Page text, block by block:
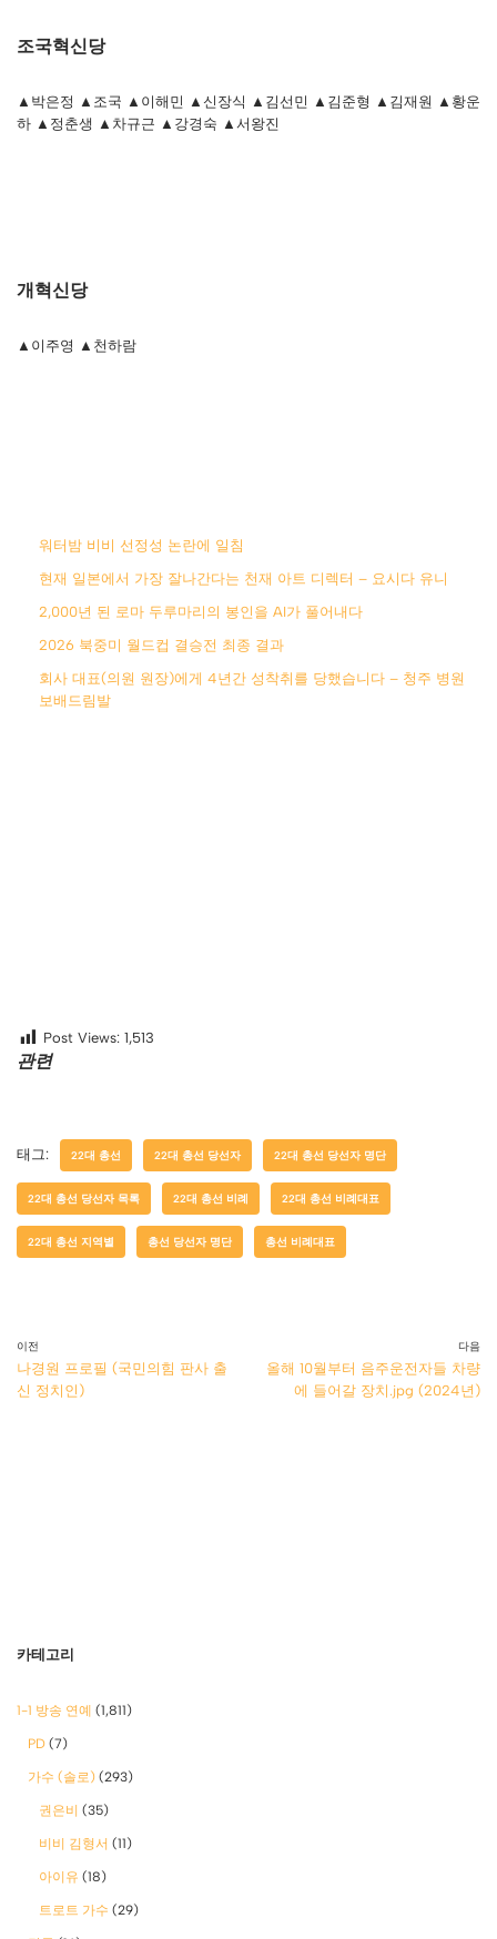
조국혁신당
▲박은정 ▲조국 ▲이해민 ▲신장식 ▲김선민 ▲김준형 ▲김재원 ▲황운
하 ▲정춘생 ▲차규근 ▲강경숙 ▲서왕진
개혁신당
▲이주영 ▲천하람
워터밤 비비 선정성 논란에 일침
현재 일본에서 가장 잘나간다는 천재 아트 디렉터 – 요시다 유니
2,000년 된 로마 두루마리의 봉인을 AI가 풀어내다
2026 북중미 월드컵 결승전 최종 결과
회사 대표(의원 원장)에게 4년간 성착취를 당했습니다 – 청주 병원
보배드림발
Post Views: 1,513
관련
태그: 22대 총선 22대 총선 당선자 22대 총선 당선자 명단
22대 총선 당선자 목록 22대 총선 비례 22대 총선 비례대표
22대 총선 지역별 총선 당선자 명단 총선 비례대표
이전
나경원 프로필 (국민의힘 판사 출
신 정치인)
다음
올해 10월부터 음주운전자들 차량
에 들어갈 장치.jpg (2024년)
카테고리
1-1 방송 연예 (1,811)
PD (7)
가수 (솔로) (293)
권은비 (35)
비비 김형서 (11)
아이유 (18)
트로트 가수 (29)